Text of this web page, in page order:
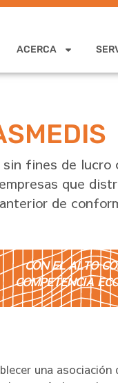
ACERCA
fines de
que
de
CON EL ALTO
COMPETENCIA
una